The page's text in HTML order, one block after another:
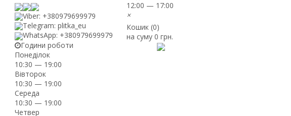
Viber: +380979699979
Telegram: plitka_eu
WhatsApp: +380979699979
Години роботи
Понеділок
10:30 — 19:00
Вівторок
10:30 — 19:00
Середа
10:30 — 19:00
Четвер
12:00 — 17:00
×
Кошик (0)
на суму0 грн.